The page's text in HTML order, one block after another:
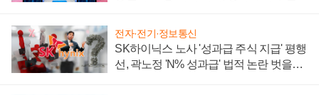
전자·전기·정보통신
SK하이닉스 노사 '성과급 주식 지급' 평행
선, 곽노정 'N% 성과급' 법적 논란 벗을지